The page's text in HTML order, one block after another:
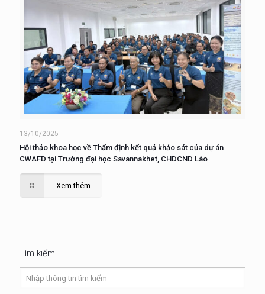
13/10/2025
Hội thảo khoa học về Thẩm định kết quả khảo sát của dự án
CWAFD tại Trường đại học Savannakhet, CHDCND Lào
Xem thêm
Tìm kiếm